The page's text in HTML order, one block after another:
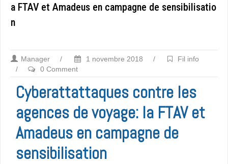
a FTAV et Amadeus en campagne de sensibilisatio
n
Manager / 1 novembre 2018 /
Fil info
/
0 Comment
Cyberattattaques contre les
agences de voyage: la FTAV et
Amadeus en campagne de
sensibilisation